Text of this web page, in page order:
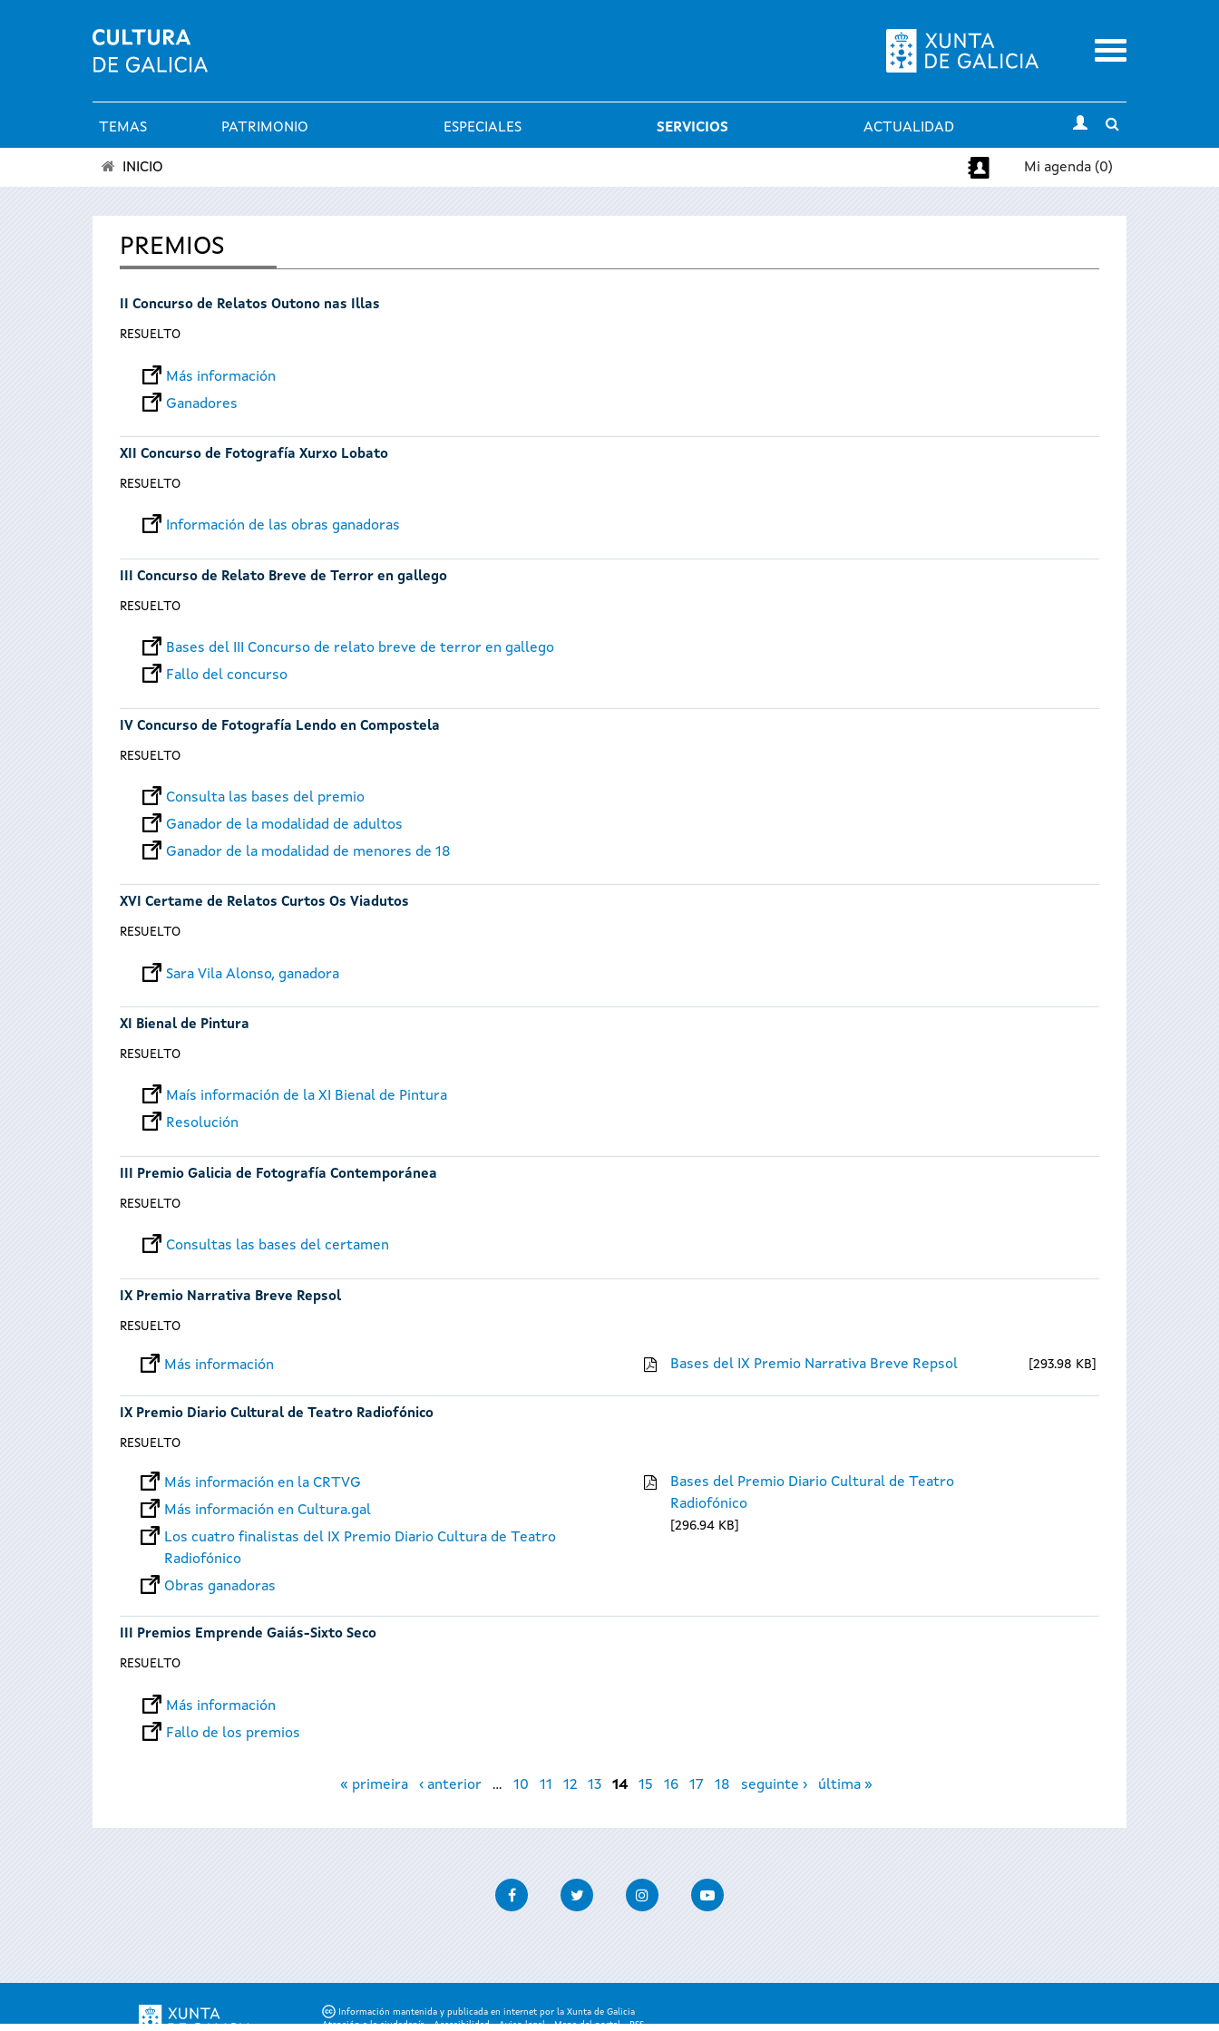
Menu
Menú
principal
TEMAS PATRIMONIO ESPECIALES SERVICIOS ACTUALIDAD
search
encuentra
aquí
INICIO Mi agenda (0)
PREMIOS
II Concurso de Relatos Outono nas Illas
RESUELTO
Más información
Ganadores
XII Concurso de Fotografía Xurxo Lobato
RESUELTO
Información de las obras ganadoras
III Concurso de Relato Breve de Terror en gallego
RESUELTO
Bases del III Concurso de relato breve de terror en gallego
Fallo del concurso
IV Concurso de Fotografía Lendo en Compostela
RESUELTO
Consulta las bases del premio
Ganador de la modalidad de adultos
Ganador de la modalidad de menores de 18
XVI Certame de Relatos Curtos Os Viadutos
RESUELTO
Sara Vila Alonso, ganadora
XI Bienal de Pintura
RESUELTO
Maís información de la XI Bienal de Pintura
Resolución
III Premio Galicia de Fotografía Contemporánea
RESUELTO
Consultas las bases del certamen
IX Premio Narrativa Breve Repsol
RESUELTO
Más información Bases del IX Premio Narrativa Breve Repsol 293.98 KB
IX Premio Diario Cultural de Teatro Radiofónico
RESUELTO
Más información en la CRTVG
Más información en Cultura.gal
Los cuatro finalistas del IX Premio Diario Cultura de Teatro
Radiofónico
Obras ganadoras
Bases del Premio Diario Cultural de Teatro
Radiofónico
296.94 KB
III Premios Emprende Gaiás-Sixto Seco
RESUELTO
Más información
Fallo de los premios
« primeira ‹ anterior … 10 11 12 13 14 15 16 17 18 seguinte › última »
FacebookTwitter InstagramYoutube
Información mantenida y publicada en internet por la Xunta de Galicia
Atención a la ciudadanía -Accesibilidad -Aviso legal -Mapa del portal -RSS